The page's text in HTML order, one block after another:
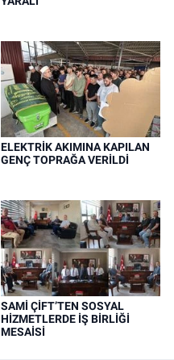
ELEKTRİK AKIMINA KAPILAN
GENÇ TOPRAĞA VERİLDİ
SAMİ ÇİFT’TEN SOSYAL
HİZMETLERDE İŞ BİRLİĞİ
MESAİSİ